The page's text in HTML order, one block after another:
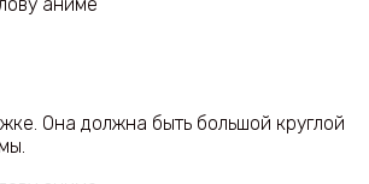
Она должна быть большой круглой